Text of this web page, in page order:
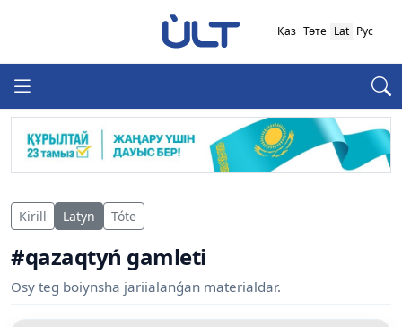
Қаз Төте Lat Рус
Kirill Latyn Tóte
#qazaqtyń gamleti
Osy teg boiynsha jariialanǵan materialdar.